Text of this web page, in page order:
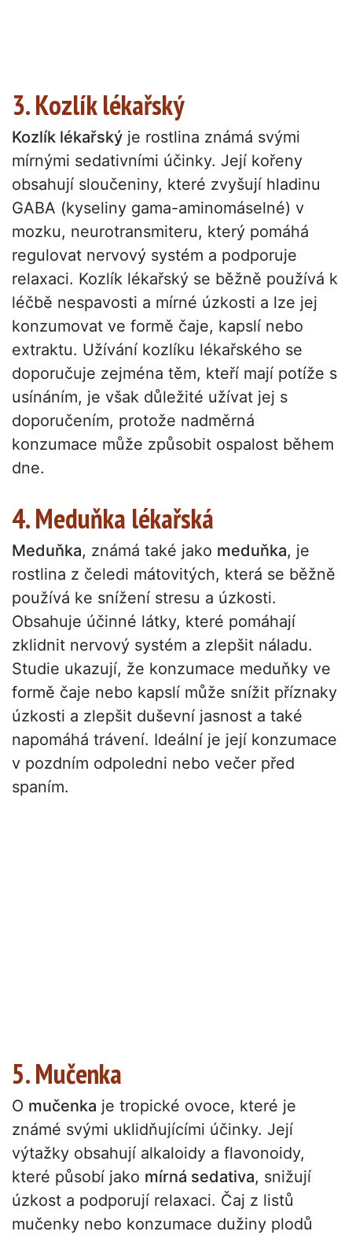
3. Kozlík lékařský
Kozlík lékařský je rostlina známá svými
mírnými sedativními účinky. Její kořeny
obsahují sloučeniny, které zvyšují hladinu
GABA (kyseliny gama-aminomáselné) v
mozku, neurotransmiteru, který pomáhá
regulovat nervový systém a podporuje
relaxaci. Kozlík lékařský se běžně používá k
léčbě nespavosti a mírné úzkosti a lze jej
konzumovat ve formě čaje, kapslí nebo
extraktu. Užívání kozlíku lékařského se
doporučuje zejména těm, kteří mají potíže s
usínáním, je však důležité užívat jej s
doporučením, protože nadměrná
konzumace může způsobit ospalost během
dne.
4. Meduňka lékařská
Meduňka, známá také jako meduňka, je
rostlina z čeledi mátovitých, která se běžně
používá ke snížení stresu a úzkosti.
Obsahuje účinné látky, které pomáhají
zklidnit nervový systém a zlepšit náladu.
Studie ukazují, že konzumace meduňky ve
formě čaje nebo kapslí může snížit příznaky
úzkosti a zlepšit duševní jasnost a také
napomáhá trávení. Ideální je její konzumace
v pozdním odpoledni nebo večer před
spaním.
5. Mučenka
O mučenka je tropické ovoce, které je
známé svými uklidňujícími účinky. Její
výtažky obsahují alkaloidy a flavonoidy,
které působí jako mírná sedativa, snižují
úzkost a podporují relaxaci. Čaj z listů
mučenky nebo konzumace dužiny plodů